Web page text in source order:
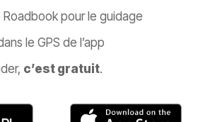
Roadbook pour le guidage
le GPS de l’app
c’est gratuit.